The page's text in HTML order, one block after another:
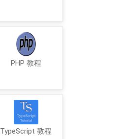
PHP 教程
TypeScript 教程